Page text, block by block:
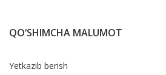
QO‘SHIMCHA MALUMOT
Yetkazib berish